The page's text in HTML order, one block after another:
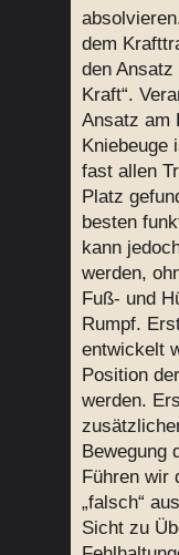
dem
den
Kraft“.
Ansatz am
Kniebeuge
fast allen
Platz
besten
kann
werden,
Fuß- und
Rumpf.
entwickelt
Position
werden.
Bewegung
Führen wir
„falsch“
Sicht zu